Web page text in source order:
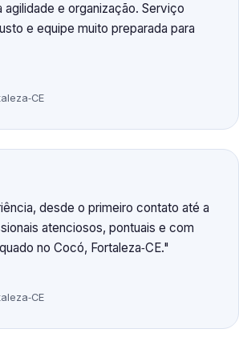
agilidade e organização. Serviço
e equipe muito preparada para
desde o primeiro contato até a
atenciosos, pontuais e com
no Cocó, Fortaleza‑CE.